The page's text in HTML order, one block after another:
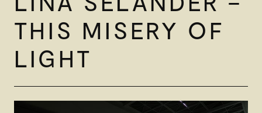
THIS MISERY OF
LIGHT